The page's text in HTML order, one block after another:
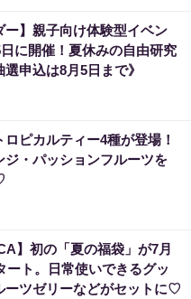
ー】親子向け体験型イベン
に開催！夏休みの自由研究
申込は8月5日まで》
ピカルティー4種が登場！
ジ・パッションフルーツを
】初の「夏の福袋」が7月
ート。日常使いできるグッ
ーツゼリーなどがセットに♡